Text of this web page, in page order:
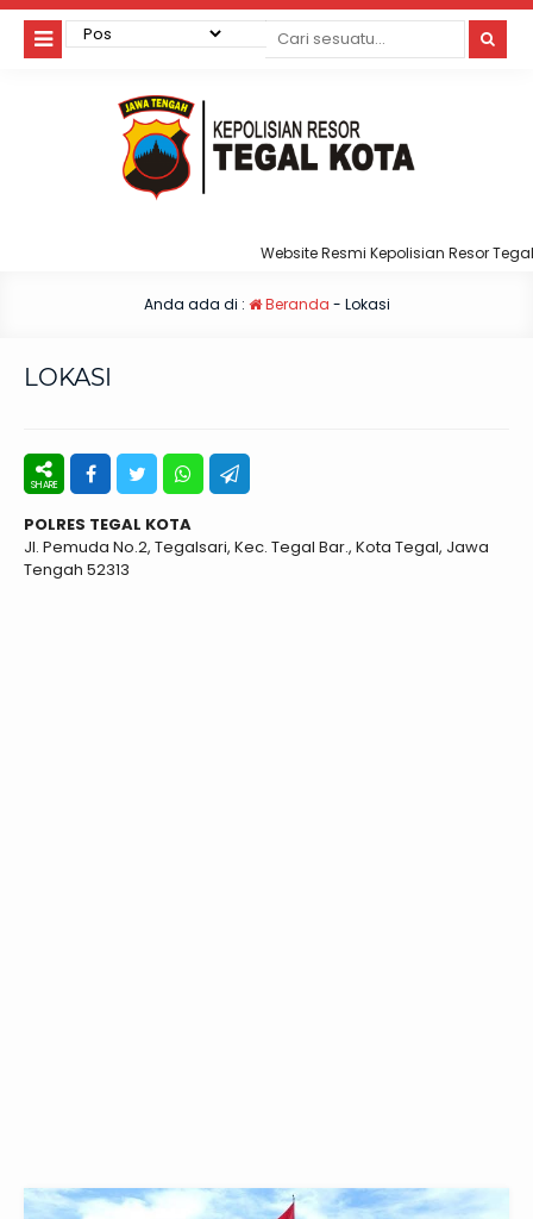
Website Resmi Kepolisian Resor Tegal
Anda ada di : Beranda - Lokasi
LOKASI
POLRES TEGAL KOTA
Jl. Pemuda No.2, Tegalsari, Kec. Tegal Bar., Kota Tegal, Jawa
Tengah 52313